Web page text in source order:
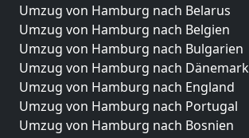
Umzug von Hamburg nach Belarus
Umzug von Hamburg nach Belgien
Umzug von Hamburg nach Bulgarien
Umzug von Hamburg nach Dänemark
Umzug von Hamburg nach England
Umzug von Hamburg nach Portugal
Umzug von Hamburg nach Bosnien